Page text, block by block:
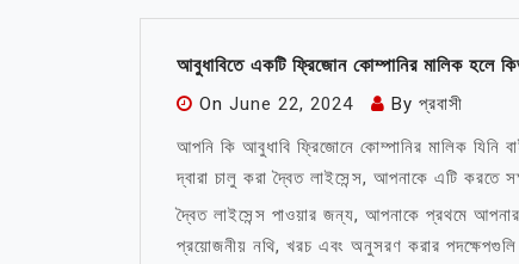
আবুধাবিতে একটি ফ্রিজোন কোম্পানির মালিক হলে
On June 22, 2024 By প্রবাসী
আপনি কি আবুধাবি ফ্রিজোনে কোম্পানির মালিক যিনি
দ্বারা চালু করা দ্বৈত লাইসেন্স, আপনাকে এটি করতে
দ্বৈত লাইসেন্স পাওয়ার জন্য, আপনাকে প্রথমে
প্রয়োজনীয় নথি, খরচ এবং অনুসরণ করার পদক্ষেপগুলি